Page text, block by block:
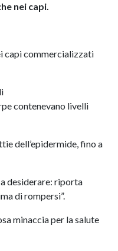
nei capi.
capi commercializzati
contenevano livelli
dell’epidermide, fino a
desiderare: riporta
di rompersi”.
minaccia per la salute